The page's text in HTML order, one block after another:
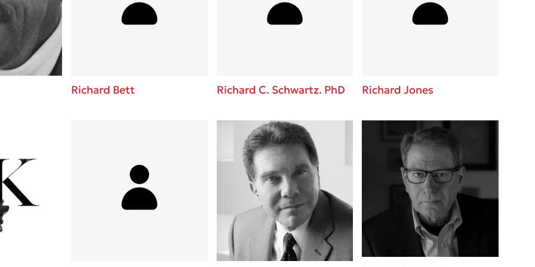
3 βιβλία που μπορείς να διαβάσεις σε
παύση σε μετωπική σύγκρουση με τη
Πάνω, κάτω, μπροστά, πίσω; Κάνε το
τεστ και ανακάλυψε την τάση σου!
Richard Bett Richard C. Schwartz. PhD Richard Jones